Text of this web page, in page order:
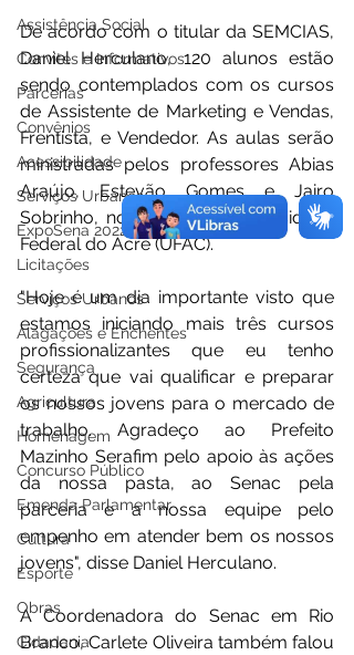
Assistência Social
Convites e Informativos
Parcerias
Convênios
Acessibilidade
Serviços Urbanos
ExpoSena 2022
Licitações
Serviços Urbanos
Alagações e Enchentes
Segurança
Agricultura
Homenagem
Concurso Público
Emenda Parlamentar
Cultura
Esporte
Obras
Cidadania
De acordo com o titular da SEMCIAS,
Daniel Herculano, 120 alunos estão
sendo contemplados com os cursos
de Assistente de Marketing e Vendas,
Frentista, e Vendedor. As aulas serão
ministradas pelos professores Abias
Araújo, Estevão Gomes e Jairo
Sobrinho, no núcleo da Universidade
Federal do Acre (UFAC).
"Hoje é um dia importante visto que
estamos iniciando mais três cursos
profissionalizantes que eu tenho
certeza que vai qualificar e preparar
os nossos jovens para o mercado de
trabalho. Agradeço ao Prefeito
Mazinho Serafim pelo apoio às ações
da nossa pasta, ao Senac pela
parceria e a nossa equipe pelo
empenho em atender bem os nossos
jovens", disse Daniel Herculano.
A Coordenadora do Senac em Rio
Branco, Carlete Oliveira também falou